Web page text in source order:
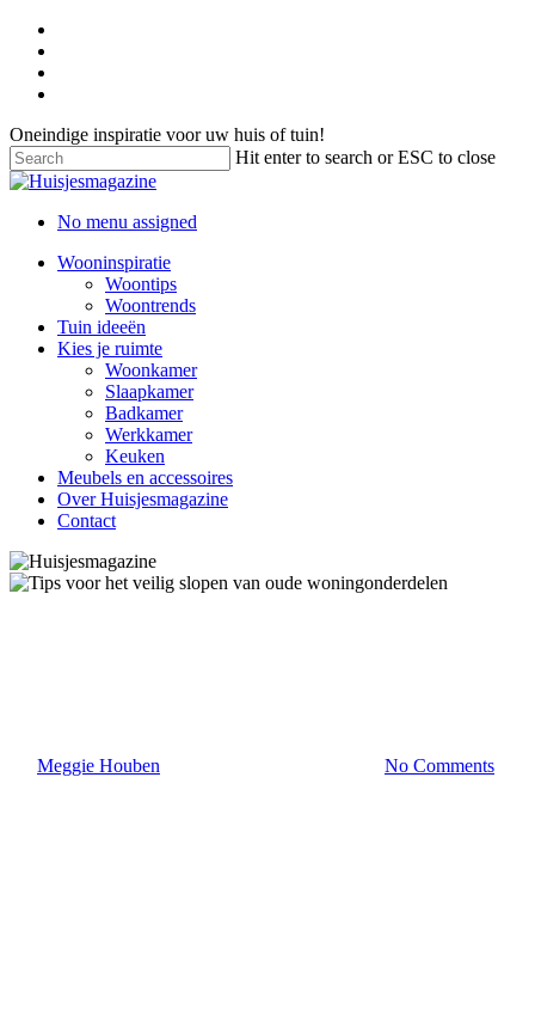
Oneindige inspiratie voor uw huis of tuin!
Hit enter to search or ESC to close
No menu assigned
Wooninspiratie
Woontips
Woontrends
Tuin ideeën
Kies je ruimte
Woonkamer
Slaapkamer
Badkamer
Werkkamer
Keuken
Meubels en accessoires
Over Huisjesmagazine
Contact
Meggie Houben No Comments